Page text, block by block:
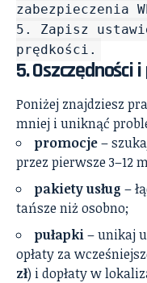
zabezpieczenia
5. Zapisz
prędkości.
5. Oszczędności
Poniżej znajdziesz
mniej i uniknąć
promocje–
przez pierwsze 3–12
pakiety usług –
tańsze niż osobno;
pułapki– unikaj
opłaty za
zł) i dopłaty w